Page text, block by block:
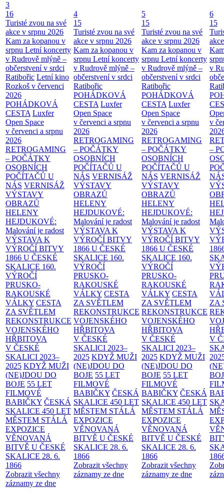
3
16
Turisté zvou na své
akce v srpnu 2026
Kam za kopanou v
srpnu Letní koncerty
v Rudrově mlýně –
občerstvení v srdci
Ratibořic Letní kino
Rozkoš v červenci
2026
POHÁDKOVÁ
CESTA Luxfer
Open Space
v červenci a srpnu
2026
RETROGAMING
– POČÁTKY
OSOBNÍCH
POČÍTAČŮ U
NÁS VERNISÁŽ
VÝSTAVY
OBRAZŮ
HELENY
HEJDUKOVÉ:
Malování je radost
VÝSTAVA K
VÝROČÍ BITVY
1866 U ČESKÉ
SKALICE 160.
VÝROČÍ
PRUSKO-
RAKOUSKÉ
VÁLKY CESTA
ZA SVĚTLEM
REKONSTRUKCE
VOJENSKÉHO
HŘBITOVA
V ČESKÉ
SKALICI 2023–
2025 KDYŽ MUŽI
(NE)JDOU DO
BOJE 55 LET
FILMOVÉ
BABIČKY ČESKÁ
SKALICE 450 LET
MĚSTEM STÁLÁ
EXPOZICE
VĚNOVANÁ
BITVĚ U ČESKÉ
SKALICE 28. 6.
1866
Zobrazit všechny
záznamy ze dne
4
15
Turisté zvou na své
akce v srpnu 2026
Kam za kopanou v
srpnu Letní koncerty
v Rudrově mlýně –
občerstvení v srdci
Ratibořic
POHÁDKOVÁ
CESTA Luxfer
Open Space
v červenci a srpnu
2026
RETROGAMING
– POČÁTKY
OSOBNÍCH
POČÍTAČŮ U
NÁS VERNISÁŽ
VÝSTAVY
OBRAZŮ
HELENY
HEJDUKOVÉ:
Malování je radost
VÝSTAVA K
VÝROČÍ BITVY
1866 U ČESKÉ
SKALICE 160.
VÝROČÍ
PRUSKO-
RAKOUSKÉ
VÁLKY CESTA
ZA SVĚTLEM
REKONSTRUKCE
VOJENSKÉHO
HŘBITOVA
V ČESKÉ
SKALICI 2023–
2025 KDYŽ MUŽI
(NE)JDOU DO
BOJE 55 LET
FILMOVÉ
BABIČKY ČESKÁ
SKALICE 450 LET
MĚSTEM STÁLÁ
EXPOZICE
VĚNOVANÁ
BITVĚ U ČESKÉ
SKALICE 28. 6.
1866
Zobrazit všechny
záznamy ze dne
5
15
Turisté zvou na své
akce v srpnu 2026
Kam za kopanou v
srpnu Letní koncerty
v Rudrově mlýně –
občerstvení v srdci
Ratibořic
POHÁDKOVÁ
CESTA Luxfer
Open Space
v červenci a srpnu
2026
RETROGAMING
– POČÁTKY
OSOBNÍCH
POČÍTAČŮ U
NÁS VERNISÁŽ
VÝSTAVY
OBRAZŮ
HELENY
HEJDUKOVÉ:
Malování je radost
VÝSTAVA K
VÝROČÍ BITVY
1866 U ČESKÉ
SKALICE 160.
VÝROČÍ
PRUSKO-
RAKOUSKÉ
VÁLKY CESTA
ZA SVĚTLEM
REKONSTRUKCE
VOJENSKÉHO
HŘBITOVA
V ČESKÉ
SKALICI 2023–
2025 KDYŽ MUŽI
(NE)JDOU DO
BOJE 55 LET
FILMOVÉ
BABIČKY ČESKÁ
SKALICE 450 LET
MĚSTEM STÁLÁ
EXPOZICE
VĚNOVANÁ
BITVĚ U ČESKÉ
SKALICE 28. 6.
1866
Zobrazit všechny
záznamy ze dne
6
15
v
v
–
ZA
V